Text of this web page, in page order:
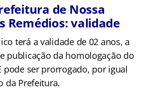
de Nossa
Remédios: validade
terá a validade de 02 anos, a
publicação da homologação do
pode ser prorrogado, por igual
da Prefeitura.